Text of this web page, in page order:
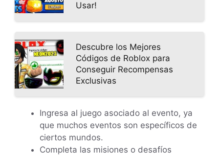
Usar!
Descubre los Mejores
Códigos de Roblox para
Conseguir Recompensas
Exclusivas
Ingresa al juego asociado al evento, ya
que muchos eventos son específicos de
ciertos mundos.
Completa las misiones o desafíos